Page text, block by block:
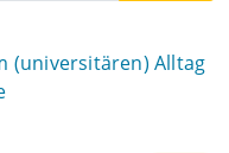
(universitären) Alltag